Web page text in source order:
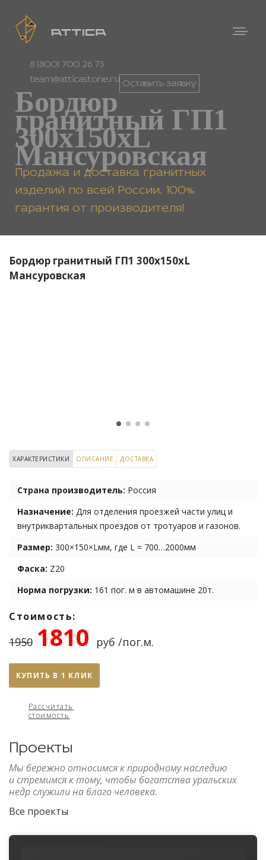
8 (800) 700 26 73
team@atticastone.ru Оставить заявку
Бордюр
гранитный ГП1
300х150хL
Мансуровская
Продажа и доставка гранитных
изделий по всей России. 100%
гарантия от производителя!
Бордюр гранитный ГП1 300х150хL
Мансуровская
ХАРАКТЕРИСТИКИ ОПИСАНИЕ ДОСТАВКА
Страна производитель: Россия
Назначение: Для отделения проезжей части улиц и
внутриквартальных проездов от тротуаров и газонов.
Размер: 300×150×Lмм, где L = 700…2000мм
Фаска: Z20
Норма погрузки: 161 пог. м в автомашине 20т.
Стоимость:
1950 1810 руб /пог.м.
КУПИТЬ В 1 КЛИК
Рассчитать
стоимость
Проекты
Мы бережно относимся к природному наследию
и стремимся к тому, чтобы богатства уральских
недр служили на благо человека.
Все проекты